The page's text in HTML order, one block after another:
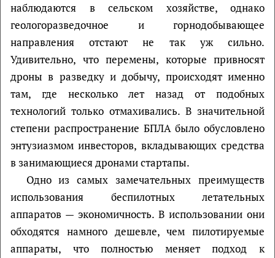
наблюдаются в сельском хозяйстве, однако
геологоразведочное и горнодобывающее
направления отстают не так уж сильно.
Удивительно, что перемены, которые привносят
дроны в разведку и добычу, происходят именно
там, где несколько лет назад от подобных
технологий только отмахивались. В значительной
степени распространение БПЛА было обусловлено
энтузиазмом инвесторов, вкладывающих средства
в занимающиеся дронами стартапы.
Одно из самых замечательных преимуществ
использования беспилотных летательных
аппаратов — экономичность. В использовании они
обходятся намного дешевле, чем пилотируемые
аппараты, что полностью меняет подход к